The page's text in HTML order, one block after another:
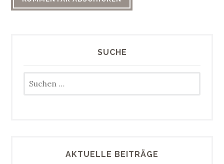
SUCHE
nach:
AKTUELLE BEITRÄGE